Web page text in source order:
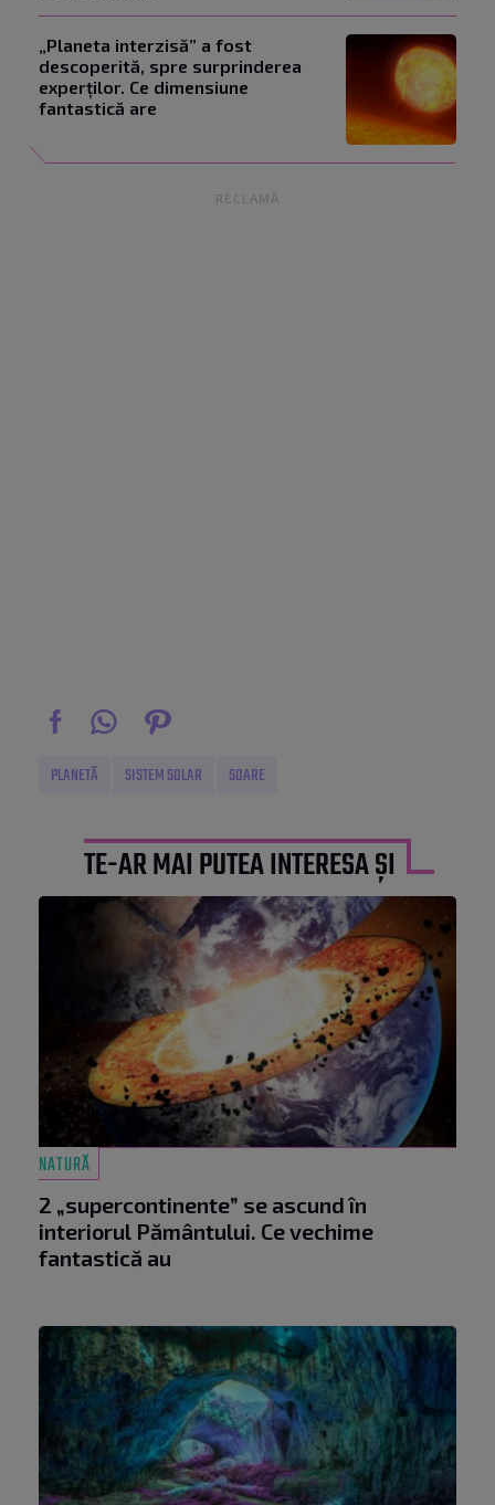
„Planeta interzisă” a fost
descoperită, spre surprinderea
experților. Ce dimensiune
fantastică are
RECLAMĂ
PLANETĂ SISTEM SOLAR SOARE
TE-AR MAI PUTEA INTERESA ȘI
NATURĂ
2 „supercontinente” se ascund în
interiorul Pământului. Ce vechime
fantastică au